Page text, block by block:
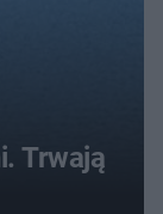
Trwają